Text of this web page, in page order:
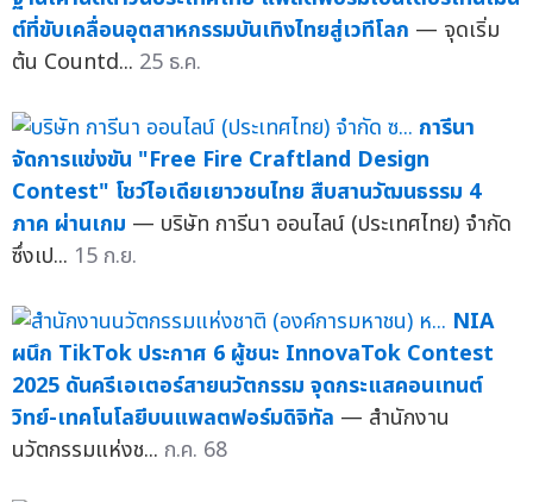
ต์ที่ขับเคลื่อนอุตสาหกรรมบันเทิงไทยสู่เวทีโลก — จุดเริ่ม
ต้น Countd... 25 ธ.ค.
การีนา
จัดการแข่งขัน "Free Fire Craftland Design
Contest" โชว์ไอเดียเยาวชนไทย สืบสานวัฒนธรรม 4
ภาค ผ่านเกม — บริษัท การีนา ออนไลน์ (ประเทศไทย) จำกัด
ซึ่งเป... 15 ก.ย.
NIA
ผนึก TikTok ประกาศ 6 ผู้ชนะ InnovaTok Contest
2025 ดันครีเอเตอร์สายนวัตกรรม จุดกระแสคอนเทนต์
วิทย์-เทคโนโลยีบนแพลตฟอร์มดิจิทัล — สำนักงาน
นวัตกรรมแห่งช... ก.ค. 68